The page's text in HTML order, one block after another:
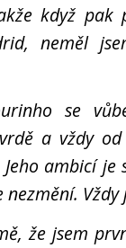
když
neměl
se
a vždy
ambicí je
nezmění.
že jsem